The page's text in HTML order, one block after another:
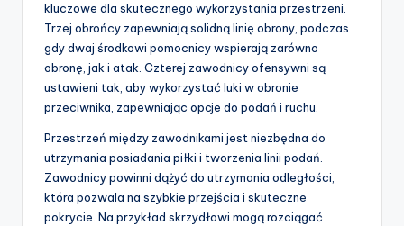
kluczowe dla skutecznego wykorzystania przestrzeni.
Trzej obrońcy zapewniają solidną linię obrony, podczas
gdy dwaj środkowi pomocnicy wspierają zarówno
obronę, jak i atak. Czterej zawodnicy ofensywni są
ustawieni tak, aby wykorzystać luki w obronie
przeciwnika, zapewniając opcje do podań i ruchu.
Przestrzeń między zawodnikami jest niezbędna do
utrzymania posiadania piłki i tworzenia linii podań.
Zawodnicy powinni dążyć do utrzymania odległości,
która pozwala na szybkie przejścia i skuteczne
pokrycie. Na przykład skrzydłowi mogą rozciągać